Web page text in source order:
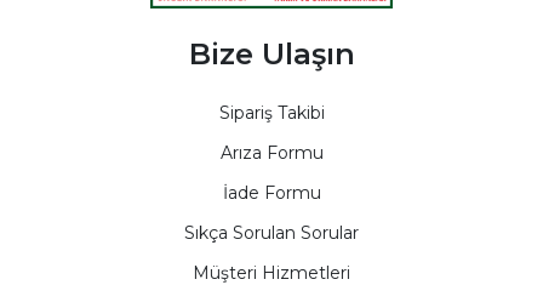
Bize Ulaşın
Sipariş Takibi
Arıza Formu
İade Formu
Sıkça Sorulan Sorular
Müşteri Hizmetleri